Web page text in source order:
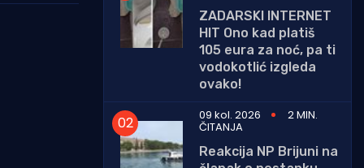
ZADARSKI INTERNET
HIT Ono kad platiš
105 eura za noć, pa ti
vodokotlić izgleda
ovako!
09 kol. 2026
2 MIN.
ČITANJA
Reakcija NP Brijuni na